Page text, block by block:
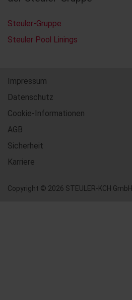
Steuler-Gruppe
Steuler Pool Linings
Impressum
Datenschutz
Cookie-Informationen
AGB
Sicherheit
Karriere
Copyright © 2026 STEULER-KCH GmbH